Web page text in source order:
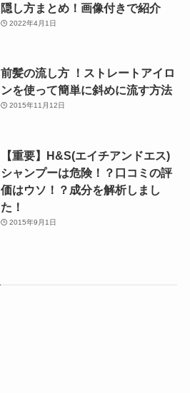
隠し方まとめ！画像付きで紹介
2022年4月1日
前髪の流し方 ！ストレートアイロ
ンを使って簡単に斜めに流す方法
2015年11月12日
【重要】H&S(エイチアンドエス)
シャンプーは危険！？口コミの評
価はウソ！？成分を解析しまし
た！
2015年9月1日